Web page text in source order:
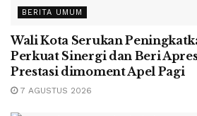
BERITA UMUM
Wali Kota Serukan
Perkuat Sinergi dan Beri
Prestasi dimoment Apel Pagi
7 AGUSTUS 2026